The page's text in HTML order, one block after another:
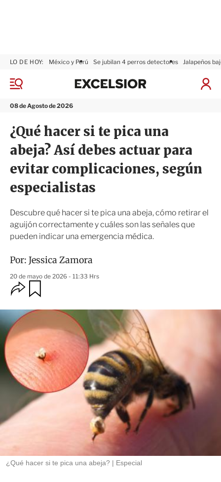
M
n
08 de Agosto de 2026
LO DE HOY: México y Perú Se jubilan 4 perros detectores Jalapeños
I
x
i
r
¿Qué hacer si te pica una
abeja? Así debes actuar para
evitar complicaciones, según
especialistas
Descubre qué hacer si te pica una abeja, cómo retirar el
aguijón correctamente y cuáles son las señales que
pueden indicar una emergencia médica.
Por: Jessica Zamora
20 de mayo de 2026 - 11:33 Hrs
O
p
i
n
d
e
c
o
m
p
r
a
¿Qué hacer si te pica una abeja? Especial